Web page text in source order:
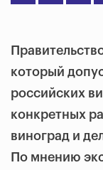
который
российских
конкретных
виноград и
По мнению